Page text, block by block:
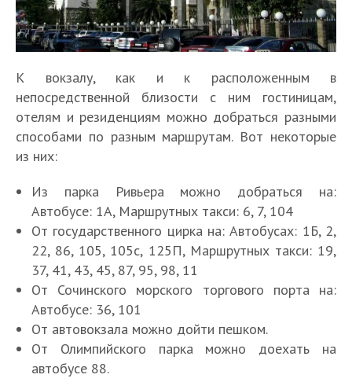
К вокзалу, как и к расположенным в
непосредственной близости с ним гостиницам,
отелям и резиденциям можно добраться разными
способами по разным маршрутам. Вот некоторые
из них:
Из парка Ривьера можно добраться на:
Автобусе: 1А, Маршрутных такси: 6, 7, 104
От государственного цирка на: Автобусах: 1Б, 2,
22, 86, 105, 105с, 125П, Маршрутных такси: 19,
37, 41, 43, 45, 87, 95, 98, 11
От Сочинского морского торгового порта на:
Автобусе: 36, 101
От автовокзала можно дойти пешком.
От Олимпийского парка можно доехать на
автобусе 88.